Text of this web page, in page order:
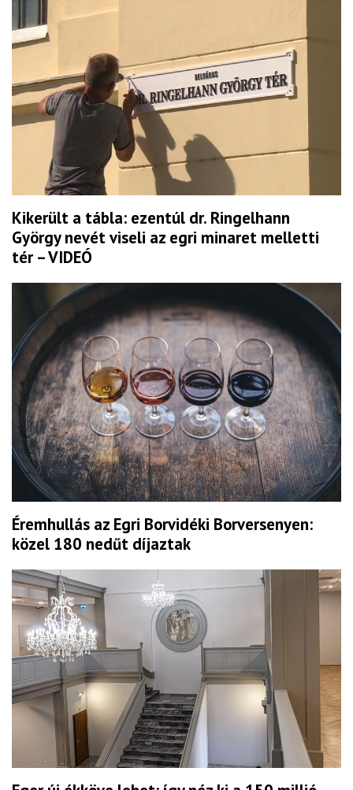
Kikerült a tábla: ezentúl dr. Ringelhann
György nevét viseli az egri minaret melletti
tér – VIDEÓ
Éremhullás az Egri Borvidéki Borversenyen:
közel 180 nedűt díjaztak